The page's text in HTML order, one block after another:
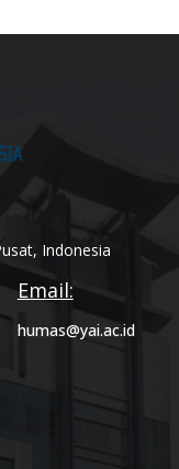
Indonesia
Email:
humas@yai.ac.id